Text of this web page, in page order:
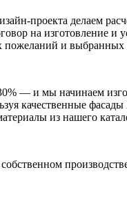
проекта делаем
на изготовление и
пожеланий и выбранных
— и мы начинаем
качественные
из нашего